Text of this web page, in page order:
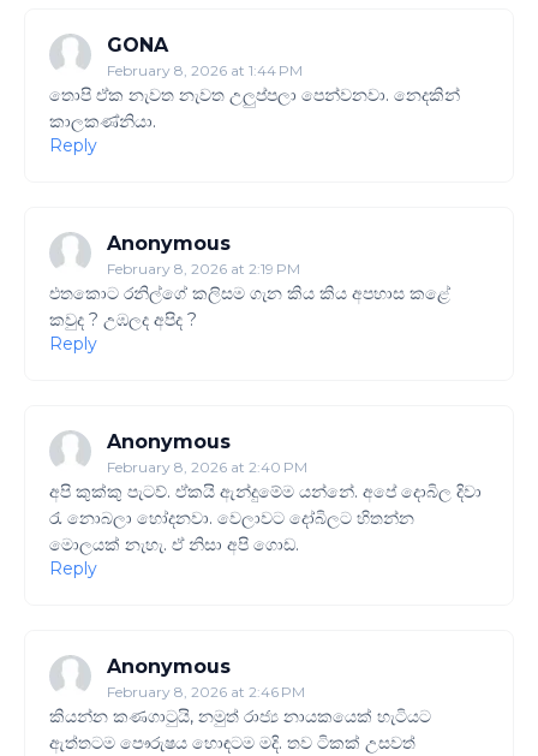
GONA
February 8, 2026 at 1:44 PM
තොපි ඒක නැවත නැවත උලුප්පලා පෙන්වනවා. නෙදකින්
කාලකණ්නියා.
Reply
Anonymous
February 8, 2026 at 2:19 PM
එතකොට රනිල්ගේ කලිසම ගැන කිය කිය අපහාස කළේ
කවුද ? උඹලද අපිද ?
Reply
Anonymous
February 8, 2026 at 2:40 PM
අපි කුක්කු පැටව්. ඒකයි ඇන්දුමේම යන්නේ. අපේ දොබිල දිවා
රැ නොබලා හෝදනවා. වෙලාවට දෝබිලට හිතන්න
මොලයක් නැහැ. ඒ නිසා අපි ගොඩ.
Reply
Anonymous
February 8, 2026 at 2:46 PM
කියන්න කණගාටුයි, නමුත් රාජ්‍ය නායකයෙක් හැටියට
ඇත්තටම පෞරුෂය හොඳටම මදි. තව ටිකක් උසවත්